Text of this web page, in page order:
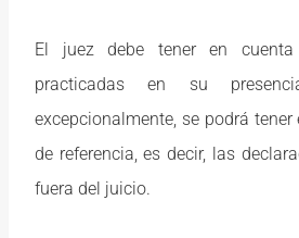
El juez debe tener en
practicadas en su
excepcionalmente, se podrá
de referencia, es decir, las
fuera del juicio.